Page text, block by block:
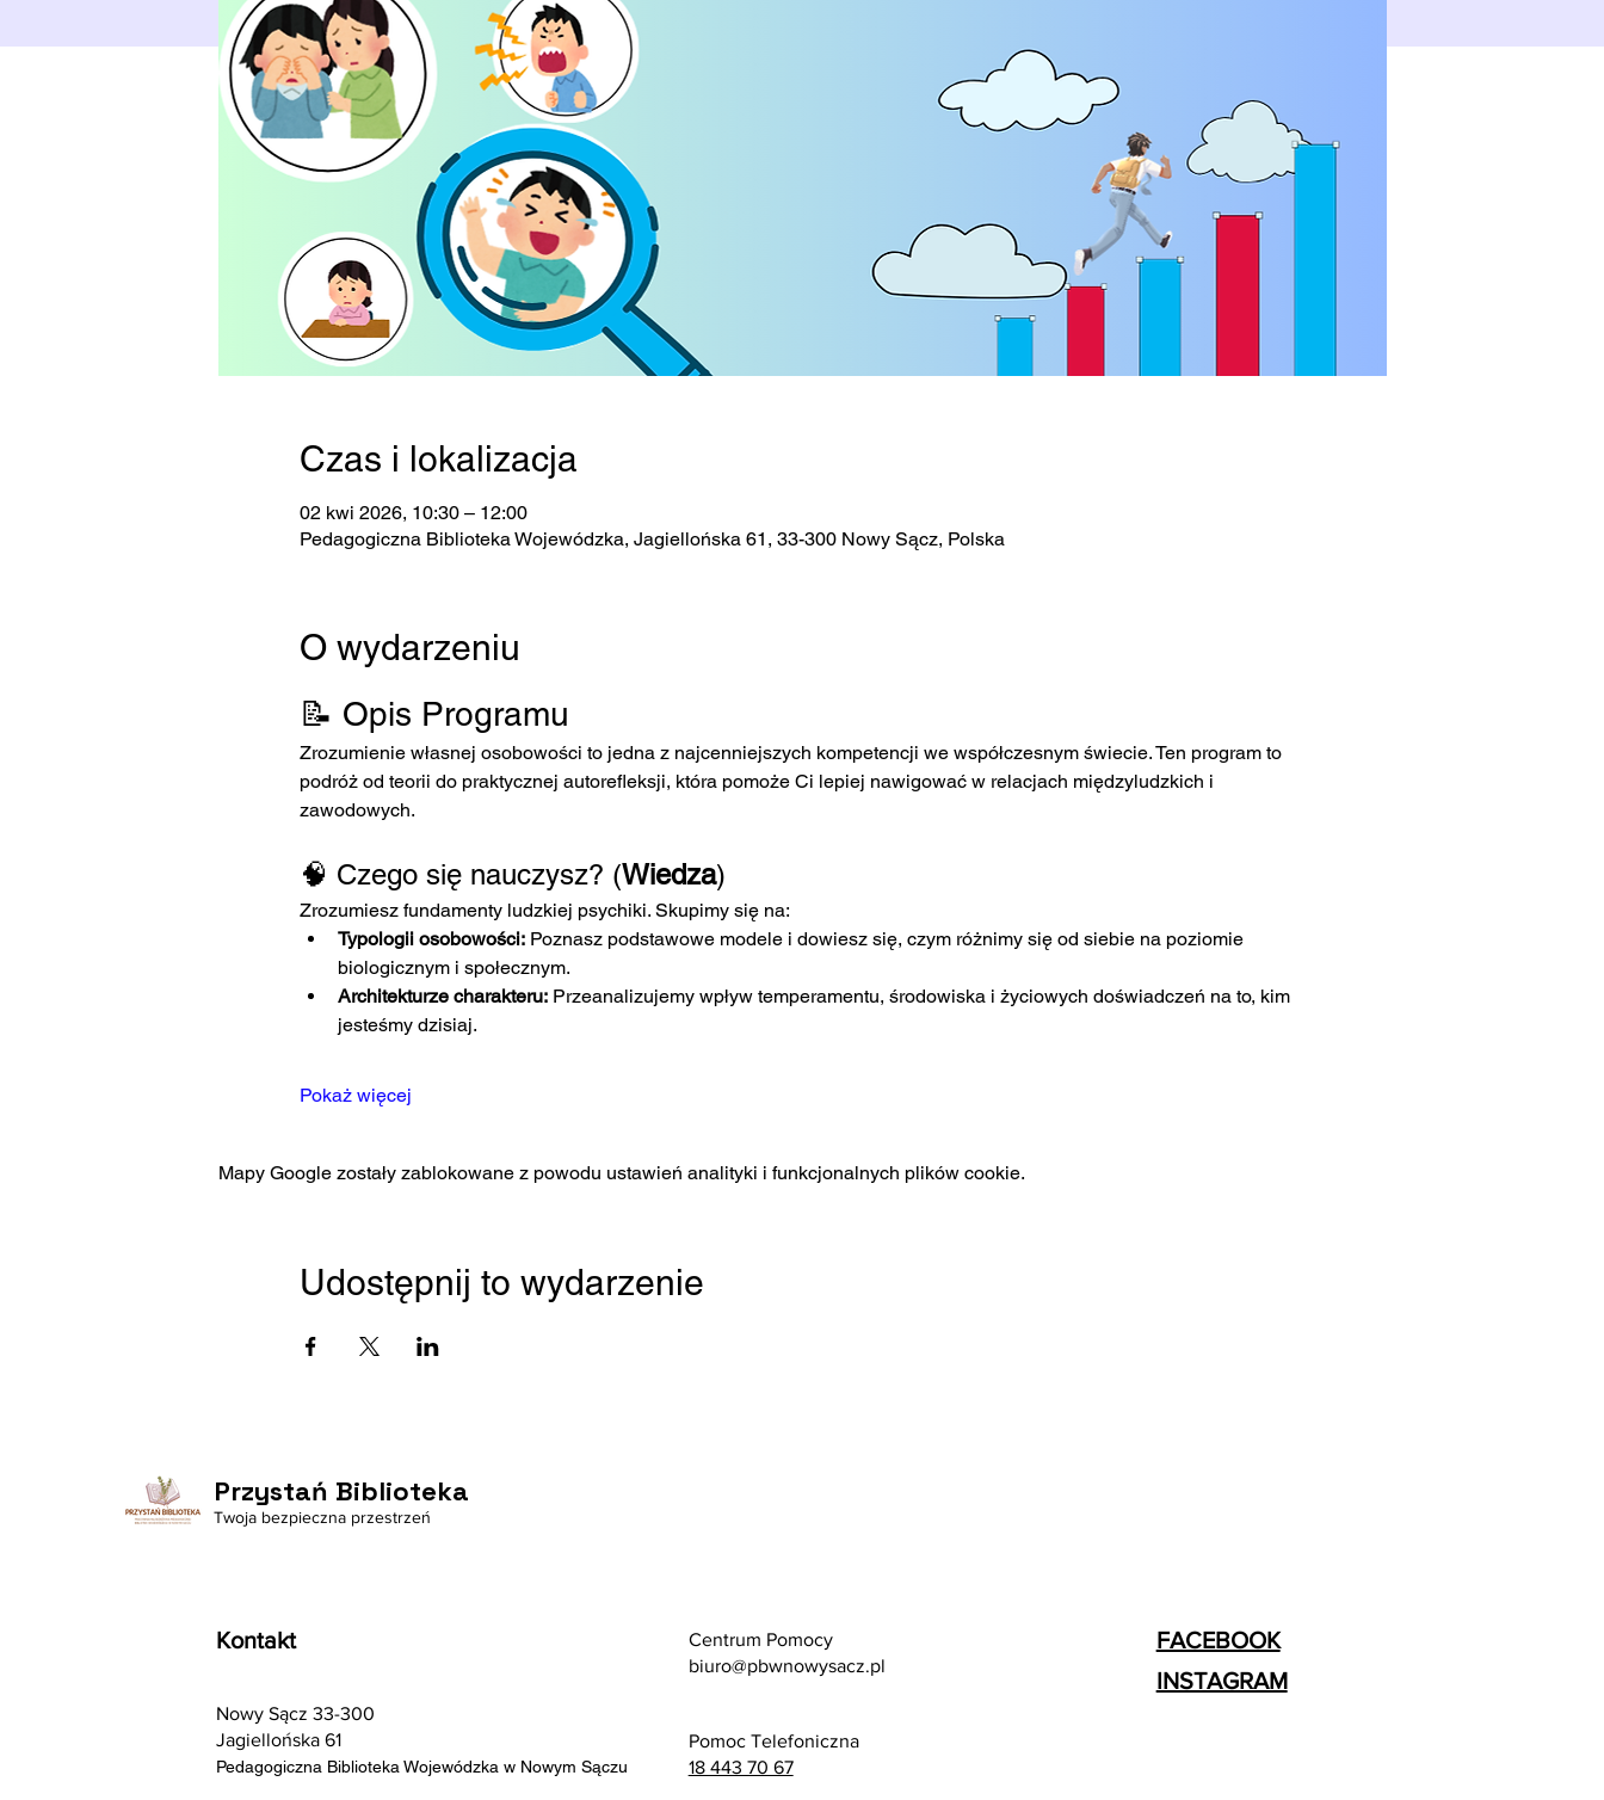
Czas i lokalizacja
02 kwi 2026, 10:30 – 12:00
Pedagogiczna Biblioteka Wojewódzka, Jagiellońska 61, 33-300 Nowy Sącz, Polska
O wydarzeniu
📝 Opis Programu
Zrozumienie własnej osobowości to jedna z najcenniejszych kompetencji we współczesnym świecie. Ten program to
podróż od teorii do praktycznej autorefleksji, która pomoże Ci lepiej nawigować w relacjach międzyludzkich i
zawodowych.
🧠 Czego się nauczysz? (Wiedza)
Zrozumiesz fundamenty ludzkiej psychiki. Skupimy się na:
Typologii osobowości: Poznasz podstawowe modele i dowiesz się, czym różnimy się od siebie na poziomie
biologicznym i społecznym.
Architekturze charakteru: Przeanalizujemy wpływ temperamentu, środowiska i życiowych doświadczeń na to, kim
jesteśmy dzisiaj.
Pokaż więcej
Mapy Google zostały zablokowane z powodu ustawień analityki i funkcjonalnych plików cookie.
Udostępnij to wydarzenie
Przystań Biblioteka
Twoja bezpieczna przestrzeń
Kontakt
Nowy Sącz 33-300
Jagiellońska 61
Pedagogiczna Biblioteka Wojewódzka w Nowym Sączu
Centrum Pomocy
biuro@pbwnowysacz.pl
Pomoc Telefoniczna
18 443 70 67
FACEBOOK
INSTAGRAM